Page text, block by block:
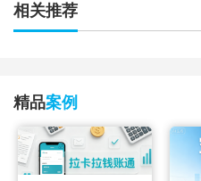
相关推荐
精品案例